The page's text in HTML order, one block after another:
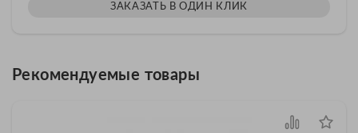
ЗАКАЗАТЬ В ОДИН КЛИК
Рекомендуемые товары